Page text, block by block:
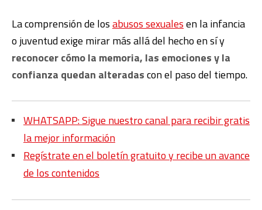
La comprensión de losabusos sexualesen la infancia
o juventud exige mirar más allá del hecho en sí y
reconocer cómo la memoria, las emociones y la
confianza quedan alteradascon el paso del tiempo.
WHATSAPP: Sigue nuestro canal para recibir gratis
la mejor información
Regístrate en el boletín gratuito y recibe un avance
de los contenidos